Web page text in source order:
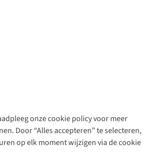
onze cookie policy voor meer
Door “Alles accepteren” te selecteren,
op elk moment wijzigen via de cookie